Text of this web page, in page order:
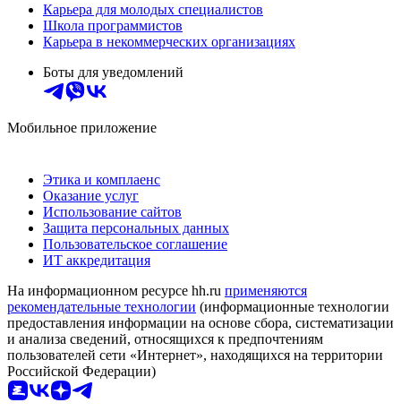
Карьера для молодых специалистов
Школа программистов
Карьера в некоммерческих организациях
Боты для уведомлений
Мобильное приложение
Этика и комплаенс
Оказание услуг
Использование сайтов
Защита персональных данных
Пользовательское соглашение
ИТ аккредитация
На информационном ресурсе hh.ru применяются
рекомендательные технологии (информационные технологии
предоставления информации на основе сбора, систематизации
и анализа сведений, относящихся к предпочтениям
пользователей сети «Интернет», находящихся на территории
Российской Федерации)